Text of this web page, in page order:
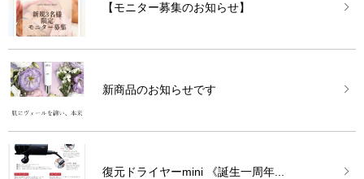
【モニター募集のお知らせ】
新商品のお知らせです
復元ドライヤーmini 《誕生一周年...